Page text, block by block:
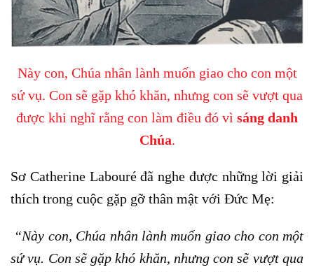
Này con, Chúa nhân lành muốn giao cho con một
sứ vụ. Con sẽ gặp khó khăn, nhưng con sẽ vượt qua
được khi nghĩ rằng con làm điều đó vì sáng danh
Chúa.
Sơ Catherine Labouré đã nghe được những lời giải
thích trong cuộc gặp gỡ thân mật với Đức Mẹ:
“Này con, Chúa nhân lành muốn giao cho con một
sứ vụ. Con sẽ gặp khó khăn, nhưng con sẽ vượt qua